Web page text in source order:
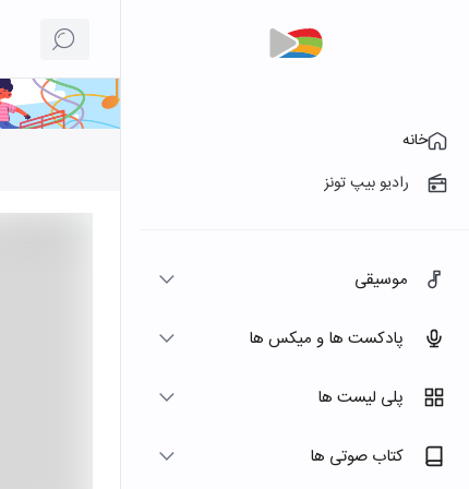
خانه
رادیو بیپ تونز
موسیقی
پادکست ها و میکس ها
پلی لیست ها
کتاب صوتی ها